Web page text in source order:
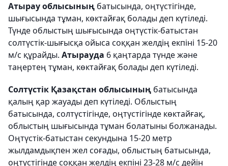
Атырау облысының батысында, оңтүстігінде,
шығысында тұман, көктайғақ болады деп күтіледі.
Түнде облыстың шығысында оңтүстік-батыстан
солтүстік-шығысқа ойыса соққан желдің екпіні 15-20
м/с құрайды. Атырауда 6 қаңтарда түнде және
таңертең тұман, көктайғақ болады деп күтіледі.
Солтүстік Қазақстан облысының батысында
қалың қар жауады деп күтіледі. Облыстың
батысында, солтүстігінде, оңтүстігінде көктайғақ,
облыстың шығысында тұман болатыны болжанады.
Оңтүстік-батыстан секундына 15-20 метр
жылдамдықпен жел соғады, облыстың батысында,
оңтүстігінде соққан желдің екпіні 23-28 м/с дейін